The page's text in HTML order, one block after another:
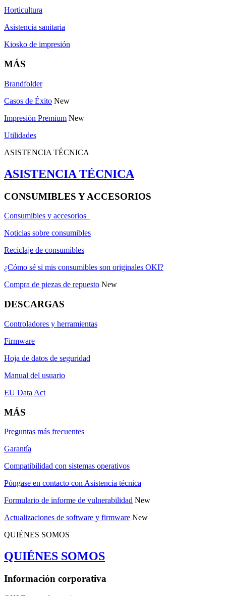
Horticultura
Asistencia sanitaria
Kiosko de impresión
MÁS
Brandfolder
Casos de Éxito New
Impresión Premium New
Utilidades
ASISTENCIA TÉCNICA
ASISTENCIA TÉCNICA
CONSUMIBLES Y ACCESORIOS
Consumibles y accesorios
Noticias sobre consumibles
Reciclaje de consumibles
¿Cómo sé si mis consumibles son originales OKI?
Compra de piezas de repuesto New
DESCARGAS
Controladores y herramientas
Firmware
Hoja de datos de seguridad
Manual del usuario
EU Data Act
MÁS
Preguntas más frecuentes
Garantía
Compatibilidad con sistemas operativos
Póngase en contacto con Asistencia técnica
Formulario de informe de vulnerabilidad New
Actualizaciones de software y firmware New
QUIÉNES SOMOS
QUIÉNES SOMOS
Información corporativa